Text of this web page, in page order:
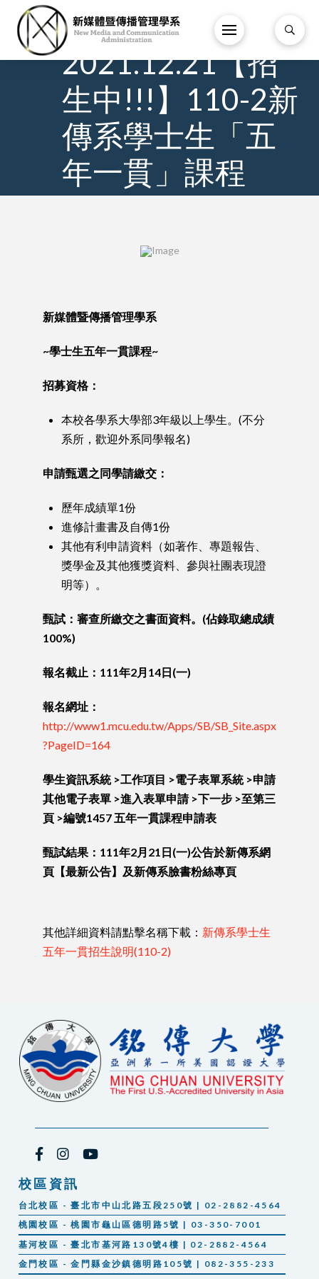
7 /
3 月 /
2021.12.21【招
生中!!!】110-2新
傳系學士生「五
年一貫」課程
新媒體暨傳播管理學系
~學士生五年一貫課程~
招募資格：
本校各學系大學部3年級以上學生。(不分
系所，歡迎外系同學報名)
申請甄選之同學請繳交：
歷年成績單1份
進修計畫書及自傳1份
其他有利申請資料（如著作、專題報告、
獎學金及其他獲獎資料、參與社團表現證
明等）。
甄試：審查所繳交之書面資料。(佔錄取總成績
100%)
報名截止：111年2月14日(一)
報名網址：
http://www1.mcu.edu.tw/Apps/SB/SB_Site.aspx
?PageID=164
學生資訊系統 >工作項目 >電子表單系統 >申請
其他電子表單 >進入表單申請 >下一步 >至第三
頁 >編號1457 五年一貫課程申請表
甄試結果：111年2月21日(一)公告於新傳系網
頁【最新公告】及新傳系臉書粉絲專頁
其他詳細資料請點擊名稱下載： 新傳系學士生
五年一貫招生說明(110-2)
校區資訊
台北校區 - 臺北市中山北路五段250號 | 02-2882-4564
桃園校區 - 桃園市龜山區德明路5號 | 03-350-7001
基河校區 - 臺北市基河路130號4樓 | 02-2882-4564
金門校區 - 金門縣金沙鎮德明路105號 | 082-355-233